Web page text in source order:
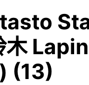
木
(13)